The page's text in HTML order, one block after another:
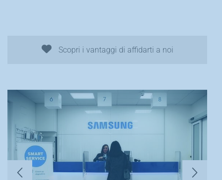
Scopri i vantaggi di affidarti a noi